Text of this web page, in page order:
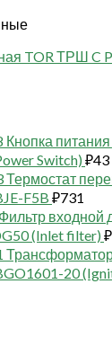
TOR ТРШ C
Кнопка
Switch) ₽43
Термостат
F5B ₽731
входной
(Inlet filter) ₽
20